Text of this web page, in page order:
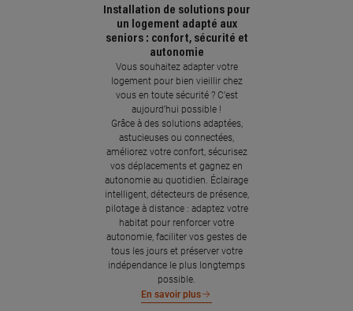
Installation de solutions pour
un logement adapté aux
seniors : confort, sécurité et
autonomie
Vous souhaitez adapter votre
logement pour bien vieillir chez
vous en toute sécurité ? C’est
aujourd’hui possible !
Grâce à des solutions adaptées,
astucieuses ou connectées,
améliorez votre confort, sécurisez
vos déplacements et gagnez en
autonomie au quotidien. Éclairage
intelligent, détecteurs de présence,
pilotage à distance : adaptez votre
habitat pour renforcer votre
autonomie, faciliter vos gestes de
tous les jours et préserver votre
indépendance le plus longtemps
possible.
En savoir plus